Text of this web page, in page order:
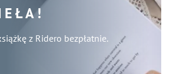
z Ridero bezpłatnie.